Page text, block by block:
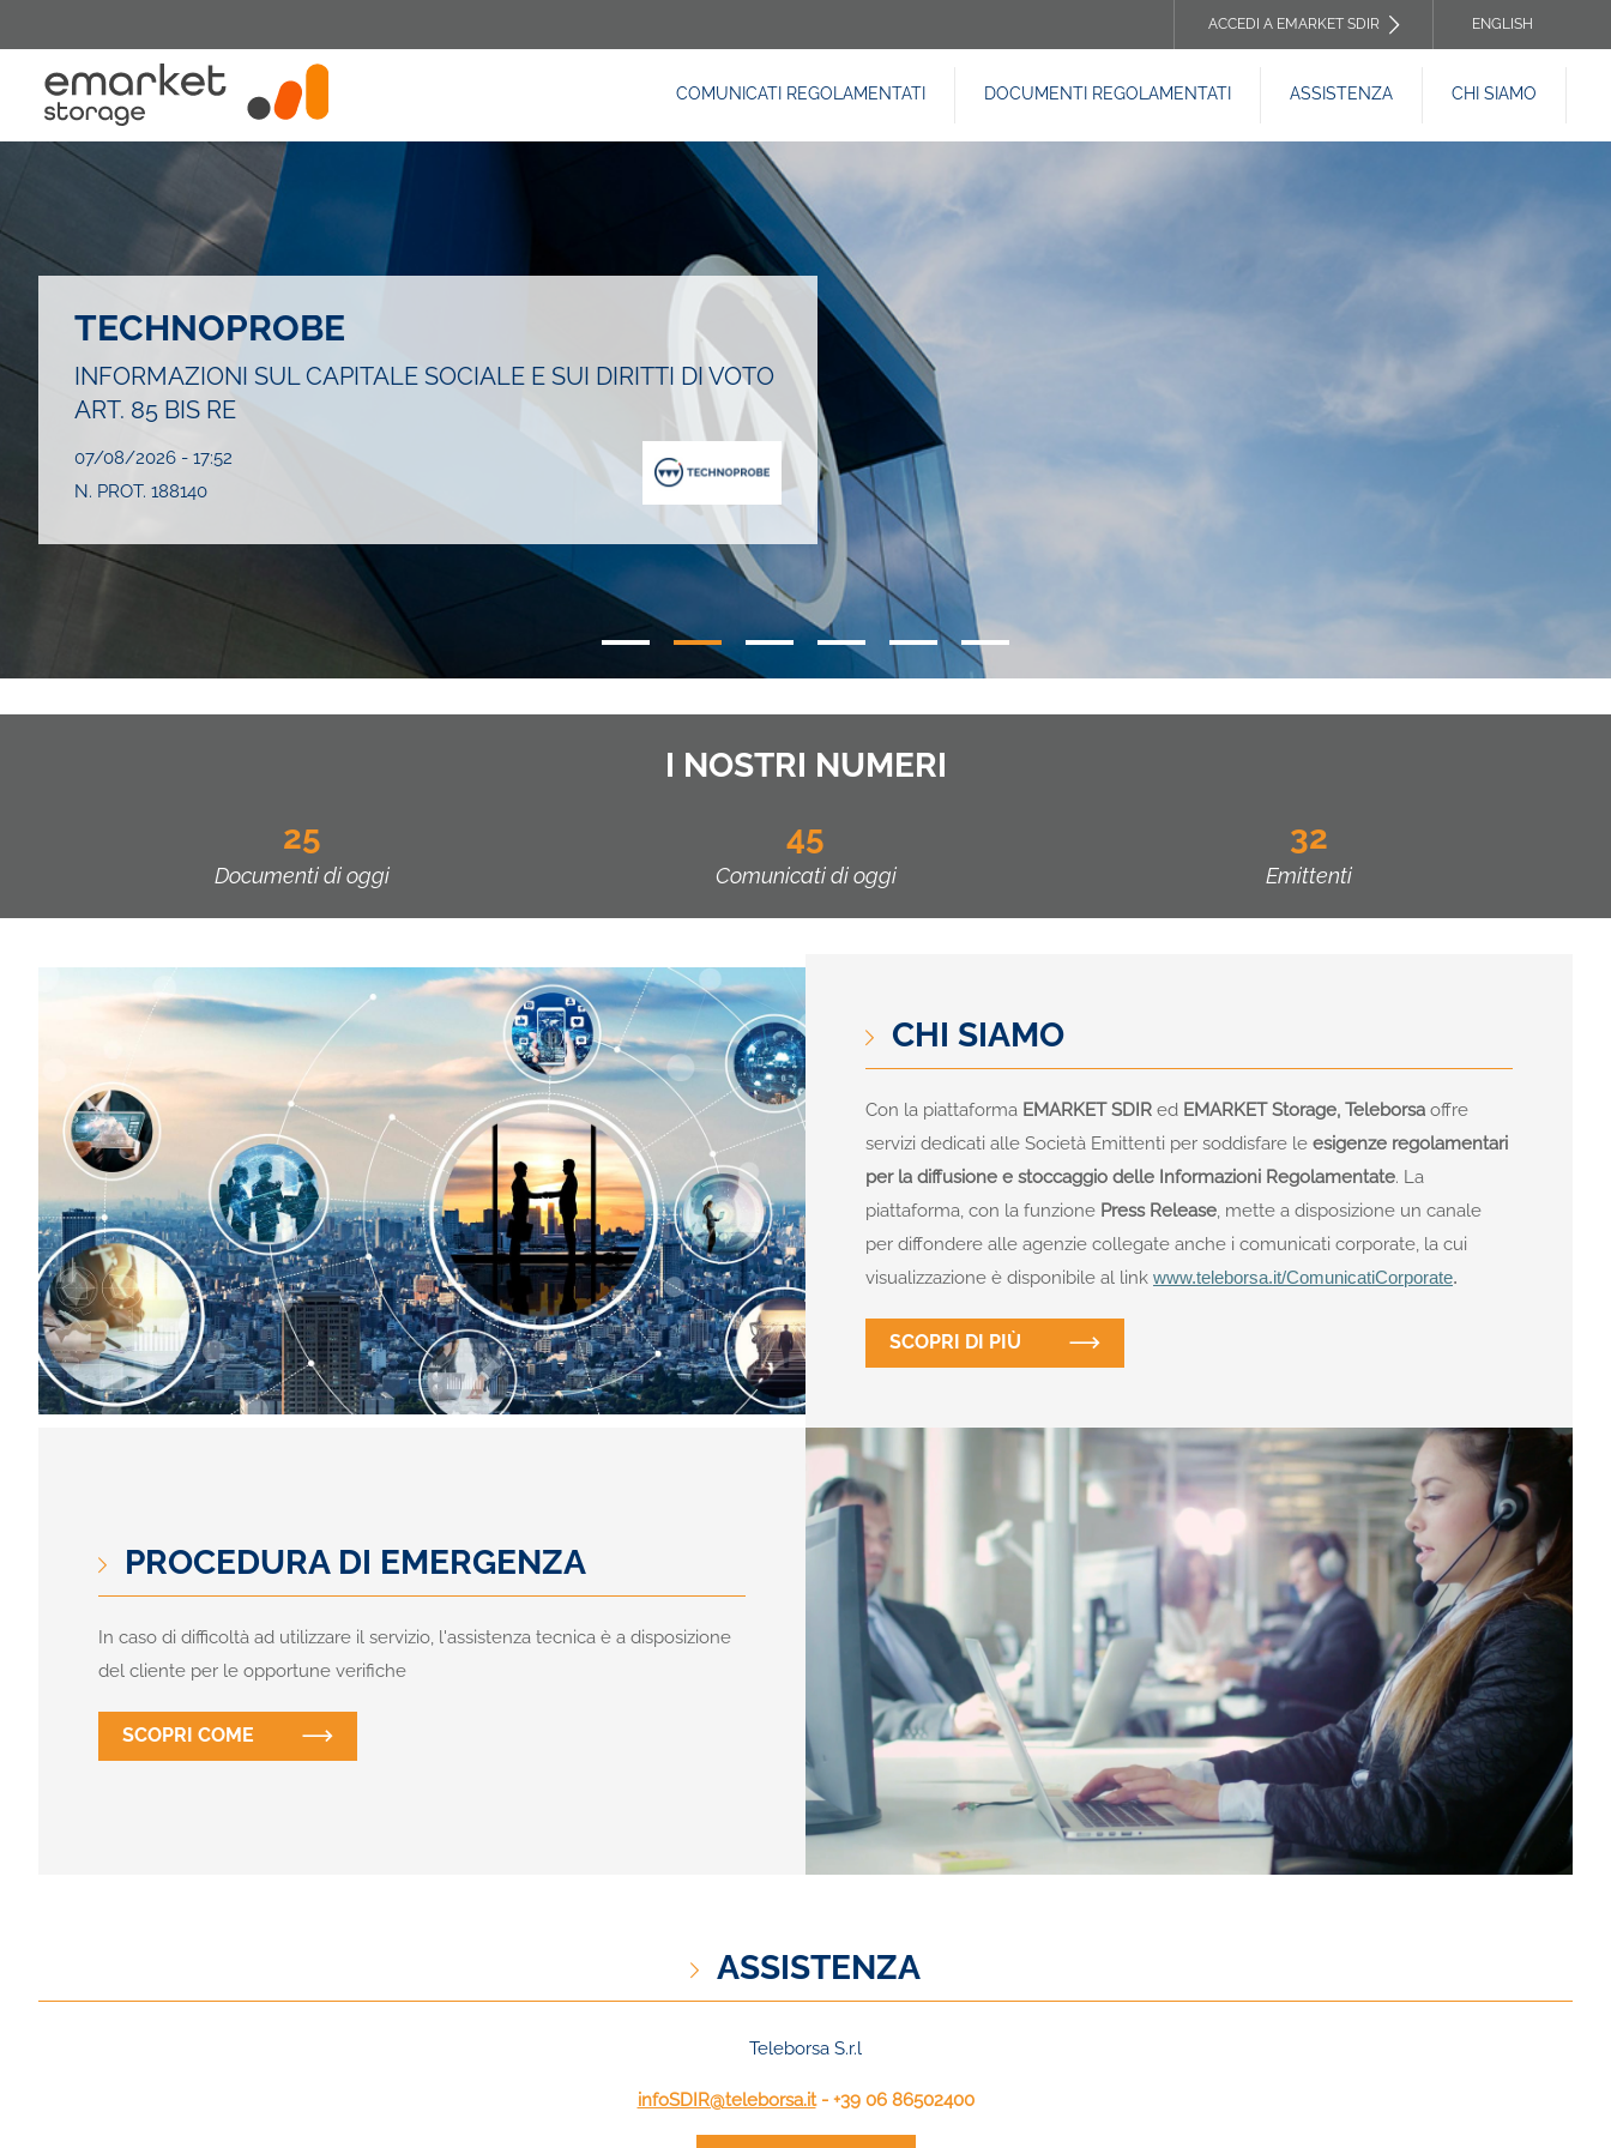
al
contenuto
principale
TOP
HEADER
ACCEDI A EMARKET SDIR ENGLISH
NAVIGAZIONE
PRINCIPALE
COMUNICATI REGOLAMENTATI DOCUMENTI REGOLAMENTATI ASSISTENZA CHI SIAMO
TECHNOPROBE
INFORMAZIONI SUL CAPITALE SOCIALE E SUI DIRITTI DI VOTO
ART. 85 BIS RE
07/08/2026 - 17:52
N. PROT. 188140
I NOSTRI NUMERI
25
Documenti di oggi
45
Comunicati di oggi
32
Emittenti
CHI SIAMO
Con la piattaforma EMARKET SDIR ed EMARKET Storage, Teleborsa offre
servizi dedicati alle Società Emittenti per soddisfare le esigenze regolamentari
per la diffusione e stoccaggio delle Informazioni Regolamentate. La
piattaforma, con la funzione Press Release, mette a disposizione un canale
per diffondere alle agenzie collegate anche i comunicati corporate, la cui
visualizzazione è disponibile al link www.teleborsa.it/ComunicatiCorporate.
SCOPRI DI PIÙ
PROCEDURA DI EMERGENZA
In caso di difficoltà ad utilizzare il servizio, l'assistenza tecnica è a disposizione
del cliente per le opportune verifiche
SCOPRI COME
ASSISTENZA
Teleborsa S.r.l
infoSDIR@teleborsa.it- +39 06 86502400